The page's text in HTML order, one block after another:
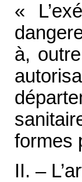
«
à,
formes
II. –